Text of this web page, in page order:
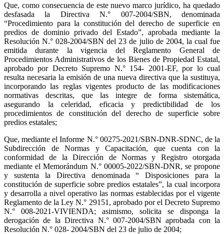
Que, como consecuencia de este nuevo marco jurídico, ha quedado
desfasada la Directiva N.° 007-2004/SBN, denominada
“Procedimiento para la constitución del derecho de superficie en
predios de dominio privado del Estado”, aprobada mediante la
Resolución N.° 028-2004/SBN del 23 de julio de 2004, la cual fue
emitida durante la vigencia del Reglamento General de
Procedimientos Administrativos de los Bienes de Propiedad Estatal,
aprobado por Decreto Supremo N.° 154- 2001-EF, por lo cual
resulta necesaria la emisión de una nueva directiva que la sustituya,
incorporando las reglas vigentes producto de las modificaciones
normativas descritas, que las integre de forma sistemática,
asegurando la celeridad, eficacia y predictibilidad de los
procedimientos de constitución del derecho de superficie sobre
predios estatales;
Que, mediante el Informe N.° 00275-2021/SBN-DNR-SDNC, de la
Subdirección de Normas y Capacitación, que cuenta con la
conformidad de la Dirección de Normas y Registro otorgada
mediante el Memorándum N.° 00005-2022/SBN-DNR, se propone
y sustenta la Directiva denominada “ Disposiciones para la
constitución de superficie sobre predios estatales”, la cual incorpora
y desarrolla a nivel operativo las normas establecidas por el vigente
Reglamento de la Ley N.° 29151, aprobado por el Decreto Supremo
N.° 008-2021-VIVIENDA; asimismo, solicita se disponga la
derogación de la Directiva N.° 007-2004/SBN aprobada con la
Resolución N.° 028- 2004/SBN del 23 de julio de 2004;